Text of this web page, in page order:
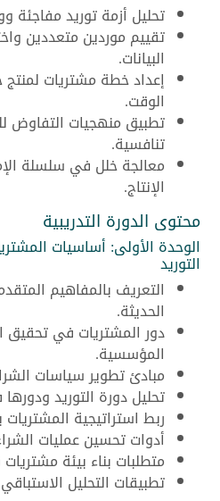
تحليل أزمة توريد مفاجئة
تقييم موردين متعددين
البيانات.
إعداد خطة مشتريات
الوقت.
تطبيق منهجيات التفاوض
تنافسية.
معالجة خلل في سلسلة
الإنتاج.
محتوى الدورة التدريبية
الوحدة الأولى: أساسيات
التوريد
التعريف بالمفاهيم
الحديثة.
دور المشتريات في تحقيق
المؤسسية.
مبادئ تطوير سياسات
تحليل دورة التوريد
ربط استراتيجية
أدوات تحسين عمليات
متطلبات بناء بيئة
تطبيقات التحليل